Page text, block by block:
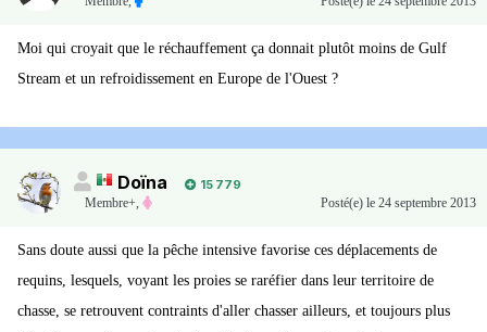
Moi qui croyait que le réchauffement ça donnait plutôt moins de Gulf
Stream et un refroidissement en Europe de l'Ouest ?
Doïna
15 779
Membre+,
Posté(e) le 24 septembre 2013
Sans doute aussi que la pêche intensive favorise ces déplacements de
requins, lesquels, voyant les proies se raréfier dans leur territoire de
chasse, se retrouvent contraints d'aller chasser ailleurs, et toujours plus